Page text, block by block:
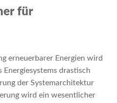
für
erneuerbarer Energien wird
Energiesystems drastisch
der Systemarchitektur
wird ein wesentlicher